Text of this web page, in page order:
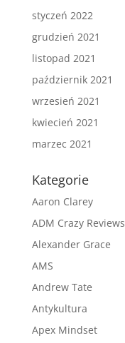
styczeń 2022
grudzień 2021
listopad 2021
październik 2021
wrzesień 2021
kwiecień 2021
marzec 2021
Kategorie
Aaron Clarey
ADM Crazy Reviews
Alexander Grace
AMS
Andrew Tate
Antykultura
Apex Mindset